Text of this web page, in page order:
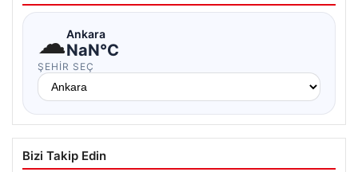
☁Ankara
NaN°C
ŞEHIR SEÇ
Bizi Takip Edin